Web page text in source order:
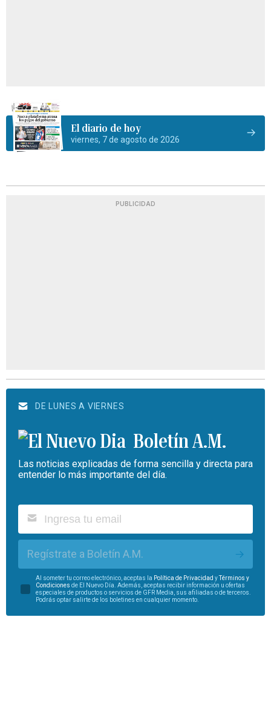
El diario de hoy
viernes, 7 de agosto de 2026
PUBLICIDAD
DE LUNES A VIERNES
Boletín A.M.
Las noticias explicadas de forma sencilla y directa para
entender lo más importante del día.
Regístrate a Boletín A.M.
Al someter tu correo electrónico, aceptas la Política de Privacidad y
Términos y
Condiciones de El Nuevo Día. Además, aceptas recibir información u ofertas
especiales de productos o servicios de GFR Media, sus afiliadas o de terceros.
Podrás optar salirte de los boletines en cualquier momento.